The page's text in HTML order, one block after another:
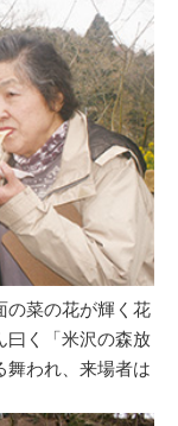
菜の花が輝く花
曰く「米沢の森放
舞われ、来場者は